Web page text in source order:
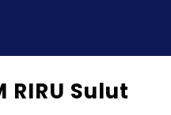
RIRU Sulut